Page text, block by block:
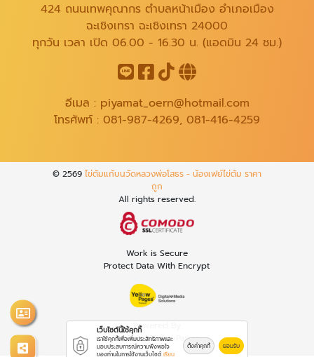
424 ถนนเทพคุณากร ตำบลหน้าเมือง อำเภอเมือง
ฉะเชิงเทรา ฉะเชิงเทรา 24000
ทุกวัน เวลา เปิด 06.00 - 16.30 น. (แอดมิน 24 ชม.)
อีเมล : piyamat_oern@hotmail.com
โทรศัพท์ : 081-987-4269, 081-416-4259
© 2569 ไข่ต้มแก้บนวัดหลวงพ่อโสธร - น้องเฟย์ไข่ต้ม ราคา
ถูก
All rights reserved.
Work is Secure
Protect Data With Encrypt
Powered By
Thailand YellowPages
เว็บไซต์นี้ใช้คุกกี้
เราใช้คุกกี้เพื่อเพิ่มประสิทธิภาพและ
มอบประสบการณ์ความพึงพอใจ
ของท่านในการใช้งานเว็บไซต์ เรียน
ตั้งค่าคุกกี้ ยอมรับ